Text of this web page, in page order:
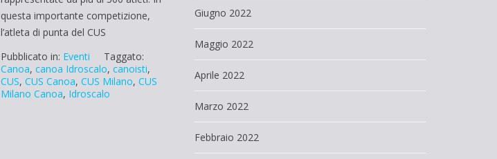
questa importante competizione,
l’atleta di punta del CUS
Pubblicato in: Eventi
Taggato:
Canoa, canoa Idroscalo, canoisti,
CUS, CUS Canoa, CUS Milano, CUS
Milano Canoa, Idroscalo
Giugno 2022
Maggio 2022
Aprile 2022
Marzo 2022
Febbraio 2022